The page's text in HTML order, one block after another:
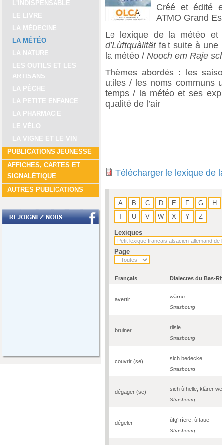
L'INDISPENSABLE
LE LIVRE
LA MÉDECINE
LA MÉTÉO
LA NATURE
LES OUTILS ET LES
ARTISANS
LA PÊCHE
LA PETITE ENFANCE
LA PHARMACIE
LE VÉLO
LA VIGNE ET LE VIN
PUBLICATIONS JEUNESSE
AFFICHES, CARTES ET
SIGNALÉTIQUE
AUTRES PUBLICATIONS
Créé et édité
ATMO Grand
Le lexique de la météo
d’Lùftquàlitätfait suite à une
la météo / Nooch em Raje
Thèmes abordés : les
utiles / les noms communs
temps / la météo et ses
qualité de l’air
Télécharger le lexique de
A B C D E F G
H
T
U V W X Y Z
Lexiques
Page
Français Dialectes du Bas-
avertir wàrne
Strasbourg
bruiner riisle
Strasbourg
couvrir (se) sich bedecke
Strasbourg
dégager (se) sich ùfhelle, klàrer
Strasbourg
dégeler ùfg'frìere, ùftaue
Strasbourg